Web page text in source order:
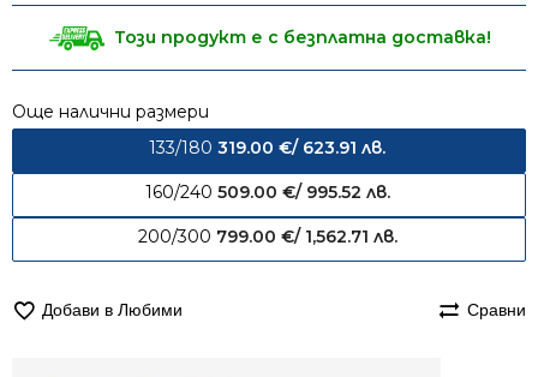
Този продукт е с безплатна доставка!
Още налични размери
133/180 319.00 €/ 623.91 лв.
160/240 509.00 €/ 995.52 лв.
200/300 799.00 €/ 1,562.71 лв.
Добави в Любими Сравни